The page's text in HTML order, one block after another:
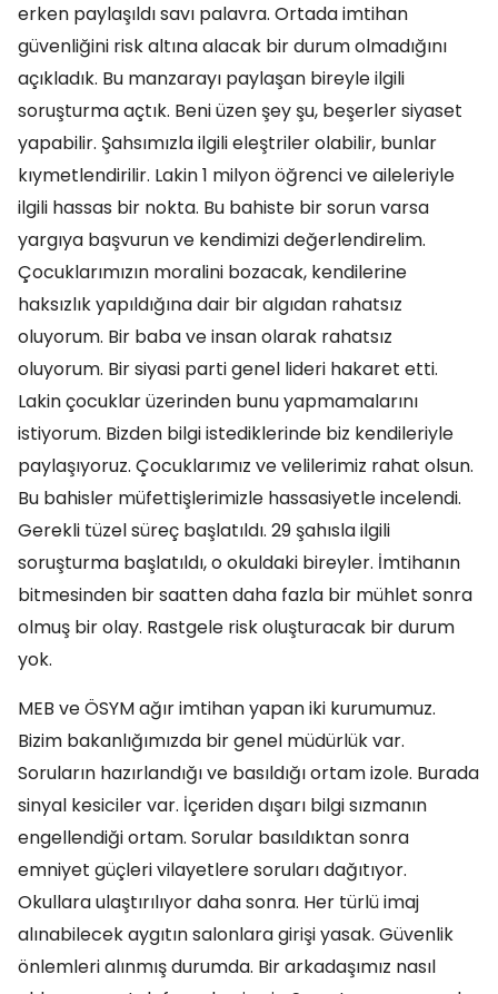
erken paylaşıldı savı palavra. Ortada imtihan
güvenliğini risk altına alacak bir durum olmadığını
açıkladık. Bu manzarayı paylaşan bireyle ilgili
soruşturma açtık. Beni üzen şey şu, beşerler siyaset
yapabilir. Şahsımızla ilgili eleştriler olabilir, bunlar
kıymetlendirilir. Lakin 1 milyon öğrenci ve aileleriyle
ilgili hassas bir nokta. Bu bahiste bir sorun varsa
yargıya başvurun ve kendimizi değerlendirelim.
Çocuklarımızın moralini bozacak, kendilerine
haksızlık yapıldığına dair bir algıdan rahatsız
oluyorum. Bir baba ve insan olarak rahatsız
oluyorum. Bir siyasi parti genel lideri hakaret etti.
Lakin çocuklar üzerinden bunu yapmamalarını
istiyorum. Bizden bilgi istediklerinde biz kendileriyle
paylaşıyoruz. Çocuklarımız ve velilerimiz rahat olsun.
Bu bahisler müfettişlerimizle hassasiyetle incelendi.
Gerekli tüzel süreç başlatıldı. 29 şahısla ilgili
soruşturma başlatıldı, o okuldaki bireyler. İmtihanın
bitmesinden bir saatten daha fazla bir mühlet sonra
olmuş bir olay. Rastgele risk oluşturacak bir durum
yok.
MEB ve ÖSYM ağır imtihan yapan iki kurumumuz.
Bizim bakanlığımızda bir genel müdürlük var.
Soruların hazırlandığı ve basıldığı ortam izole. Burada
sinyal kesiciler var. İçeriden dışarı bilgi sızmanın
engellendiği ortam. Sorular basıldıktan sonra
emniyet güçleri vilayetlere soruları dağıtıyor.
Okullara ulaştırılıyor daha sonra. Her türlü imaj
alınabilecek aygıtın salonlara girişi yasak. Güvenlik
önlemleri alınmış durumda. Bir arkadaşımız nasıl